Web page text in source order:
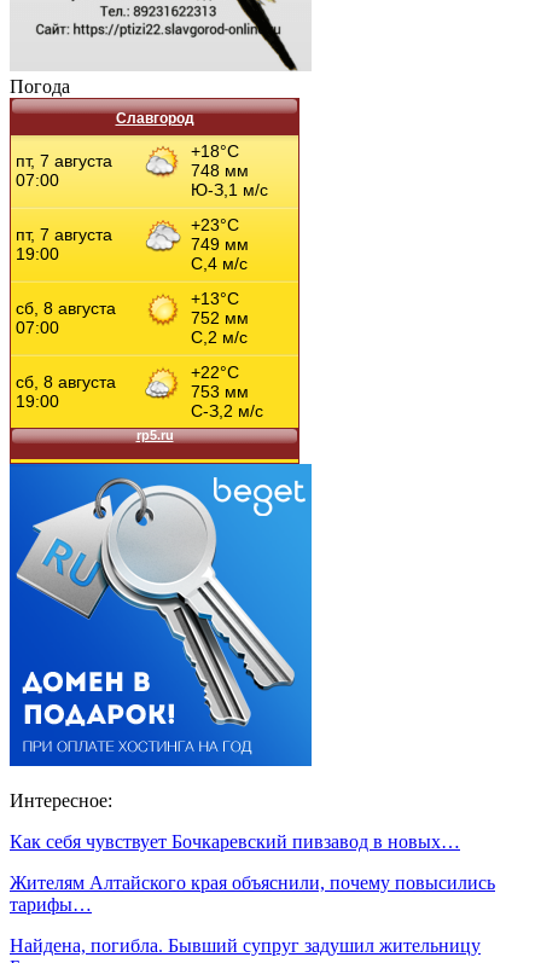
Погода
Славгород
Интересное:
Как себя чувствует Бочкаревский пивзавод в новых…
Жителям Алтайского края объяснили, почему повысились
тарифы…
Найдена, погибла. Бывший супруг задушил жительницу